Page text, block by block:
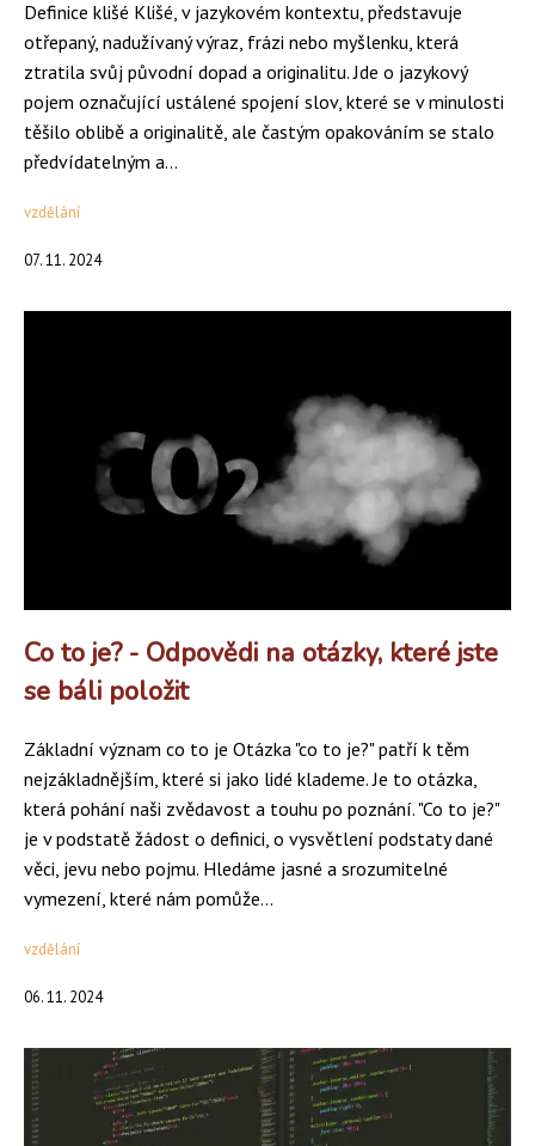
Definice klišé Klišé, v jazykovém kontextu, představuje
otřepaný, nadužívaný výraz, frázi nebo myšlenku, která
ztratila svůj původní dopad a originalitu. Jde o jazykový
pojem označující ustálené spojení slov, které se v minulosti
těšilo oblibě a originalitě, ale častým opakováním se stalo
předvídatelným a...
vzdělání
07. 11. 2024
Co to je? - Odpovědi na otázky, které jste
se báli položit
Základní význam co to je Otázka "co to je?" patří k těm
nejzákladnějším, které si jako lidé klademe. Je to otázka,
která pohání naši zvědavost a touhu po poznání. "Co to je?"
je v podstatě žádost o definici, o vysvětlení podstaty dané
věci, jevu nebo pojmu. Hledáme jasné a srozumitelné
vymezení, které nám pomůže...
vzdělání
06. 11. 2024